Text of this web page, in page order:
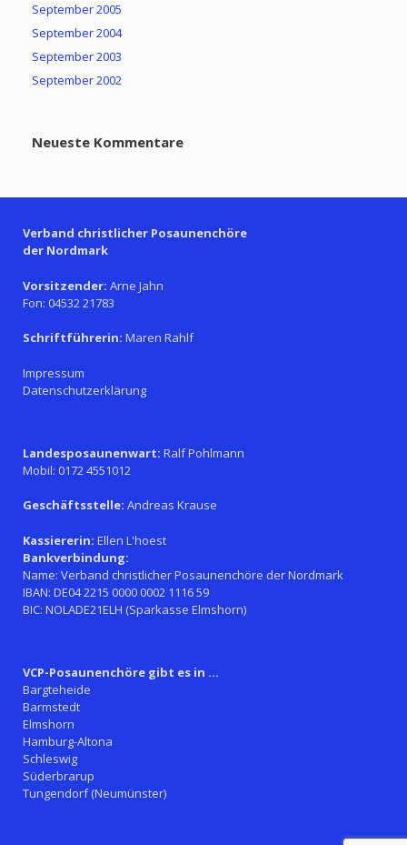
September 2005
September 2004
September 2003
September 2002
Neueste Kommentare
Verband christlicher Posaunenchöre
der Nordmark
Vorsitzender: Arne Jahn
Fon: 04532 21783
Schriftführerin: Maren Rahlf
Impressum
Datenschutzerklärung
Landesposaunenwart: Ralf Pohlmann
Mobil: 0172 4551012
Geschäftsstelle: Andreas Krause
Kassiererin: Ellen L'hoest
Bankverbindung:
Name: Verband christlicher Posaunenchöre der Nordmark
IBAN: DE04 2215 0000 0002 1116 59
BIC: NOLADE21ELH (Sparkasse Elmshorn)
VCP-Posaunenchöre gibt es in ...
Bargteheide
Barmstedt
Elmshorn
Hamburg-Altona
Schleswig
Süderbrarup
Tungendorf (Neumünster)